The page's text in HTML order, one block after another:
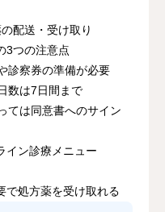
配送・受け取り
3つの注意点
診察券の準備が必要
数は7日間まで
ては同意書へのサイン
イン診療メニュー
で処方薬を受け取れる